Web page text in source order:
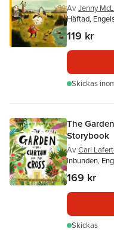
Av Jenny
Häftad,
119 kr
Skickas
The
Storybook
Av Carl
Inbunden,
169 kr
Skickas